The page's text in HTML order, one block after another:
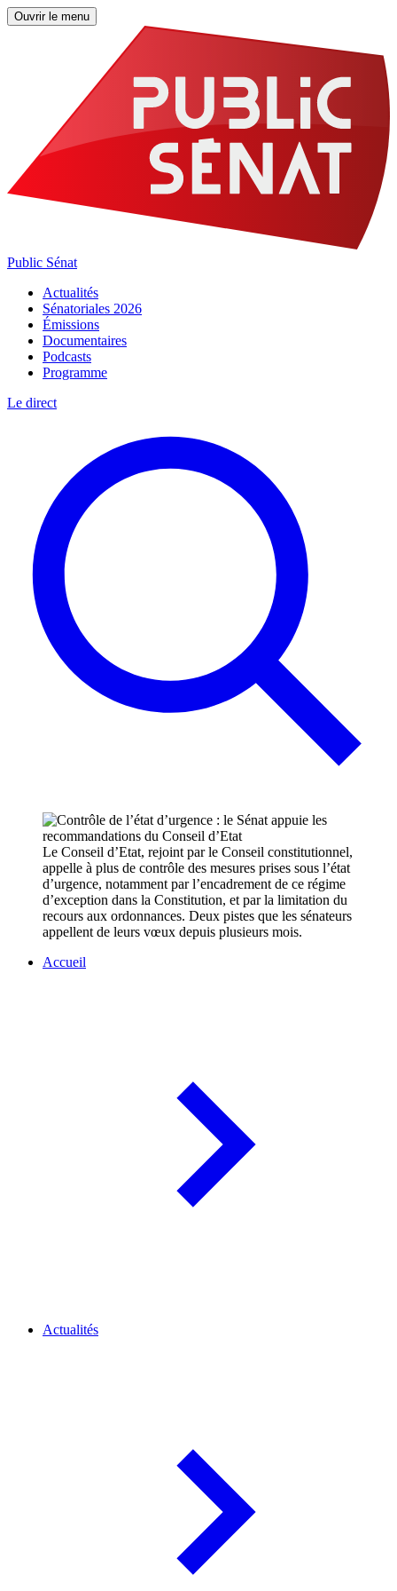
Ouvrir le menu
Public Sénat
Actualités
Sénatoriales 2026
Émissions
Documentaires
Podcasts
Programme
Le direct
Le Conseil d’Etat, rejoint par le Conseil constitutionnel,
appelle à plus de contrôle des mesures prises sous l’état
d’urgence, notamment par l’encadrement de ce régime
d’exception dans la Constitution, et par la limitation du
recours aux ordonnances. Deux pistes que les sénateurs
appellent de leurs vœux depuis plusieurs mois.
Accueil
Actualités